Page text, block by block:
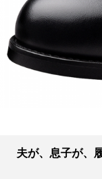
夫が、息子が、